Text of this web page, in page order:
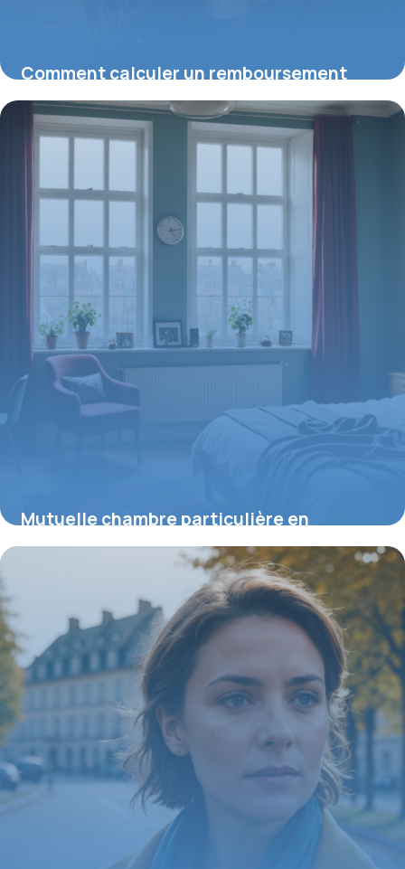
Comment calculer un remboursement
mutuelle : astuces pour optimiser vos
remboursements
Mutuelle chambre particulière en
psychiatrie : ce qu’il faut savoir pour un
meilleur remboursement